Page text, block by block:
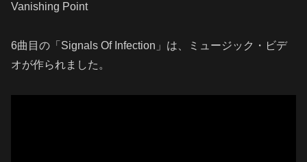
Vanishing Point
6曲目の「Signals Of Infection」は、ミュージック・ビデ
オが作られました。